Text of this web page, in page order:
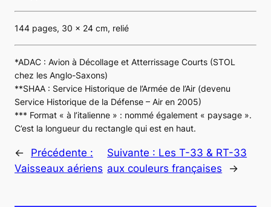
144 pages, 30 x 24 cm, relié
*ADAC : Avion à Décollage et Atterrissage Courts (STOL
chez les Anglo-Saxons)
**SHAA : Service Historique de l’Armée de l’Air (devenu
Service Historique de la Défense – Air en 2005)
*** Format « à l’italienne » : nommé également « paysage ».
C’est la longueur du rectangle qui est en haut.
←
Précédente :
Vaisseaux aériens
Suivante : Les T-33 & RT-33
aux couleurs françaises
→